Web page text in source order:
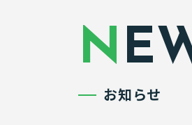
お知らせ